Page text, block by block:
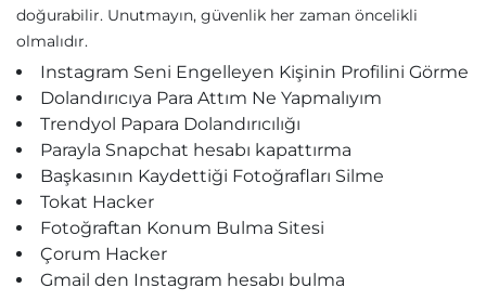
doğurabilir. Unutmayın, güvenlik her zaman öncelikli
olmalıdır.
Instagram Seni Engelleyen Kişinin Profilini Görme
Dolandırıcıya Para Attım Ne Yapmalıyım
Trendyol Papara Dolandırıcılığı
Parayla Snapchat hesabı kapattırma
Başkasının Kaydettiği Fotoğrafları Silme
Tokat Hacker
Fotoğraftan Konum Bulma Sitesi
Çorum Hacker
Gmail den Instagram hesabı bulma